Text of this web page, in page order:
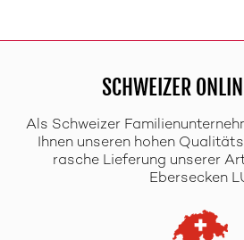
SCHWEIZER
Als Schweizer
Ihnen unseren hohen
rasche Lieferung unserer
Ebersecken